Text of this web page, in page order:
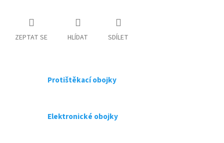
ZEPTAT SE HLÍDAT SDÍLET
Protištěkací obojky
Elektronické obojky